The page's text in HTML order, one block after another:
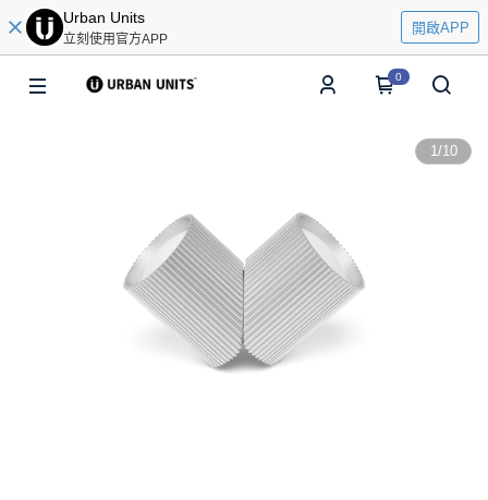
Urban Units
立刻使用官方APP
開啟APP
0
1/10